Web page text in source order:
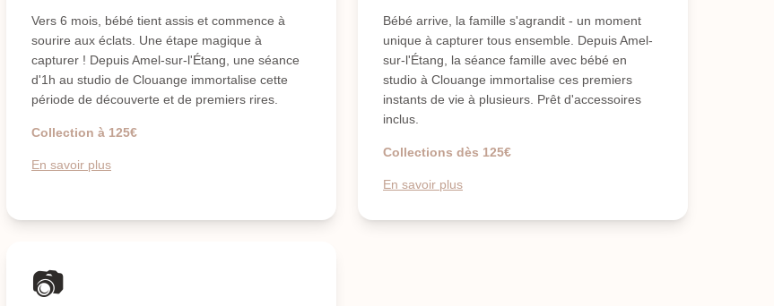
Vers 6 mois, bébé tient assis et commence à
sourire aux éclats. Une étape magique à
capturer ! Depuis Amel-sur-l'Étang, une séance
d'1h au studio de Clouange immortalise cette
période de découverte et de premiers rires.
Collection à 125€
En savoir plus
Bébé arrive, la famille s'agrandit - un moment
unique à capturer tous ensemble. Depuis Amel-
sur-l'Étang, la séance famille avec bébé en
studio à Clouange immortalise ces premiers
instants de vie à plusieurs. Prêt d'accessoires
inclus.
Collections dès 125€
En savoir plus
📷